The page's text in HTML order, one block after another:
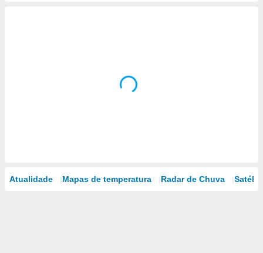
Atualidade Mapas de temperatura Radar de Chuva